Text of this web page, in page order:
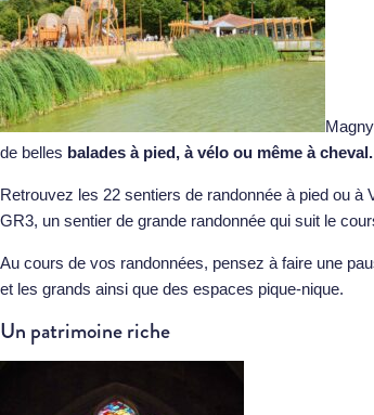
de belles balades à pied, à vélo ou même à cheval.
Retrouvez les 22 sentiers de randonnée à pied ou à
GR3, un sentier de grande randonnée qui suit le
Au cours de vos randonnées, pensez à faire une
et les grands ainsi que des espaces pique-nique.
Un patrimoine riche